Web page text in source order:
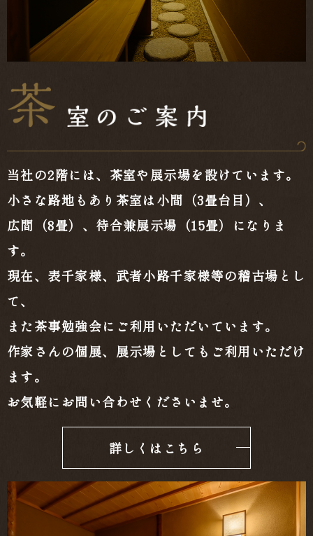
当社の2階には、茶室や展示場を設けています。
小さな路地もあり茶室は小間（3畳台目）、
広間（8畳）、待合兼展示場（15畳）になりま
す。
現在、表千家様、武者小路千家様等の稽古場とし
て、
また茶事勉強会にご利用いただいています。
作家さんの個展、展示場としてもご利用いただけ
ます。
お気軽にお問い合わせくださいませ。
詳しくはこちら